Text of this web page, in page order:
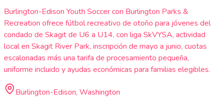
Burlington-Edison Youth Soccer con Burlington Parks &
Recreation ofrece fútbol recreativo de otoño para jóvenes del
condado de Skagit de U6 a U14, con liga SkVYSA, actividad
local en Skagit River Park, inscripción de mayo a junio, cuotas
escalonadas más una tarifa de procesamiento pequeña,
uniforme incluido y ayudas económicas para familias elegibles.
Burlington-Edison, Washington